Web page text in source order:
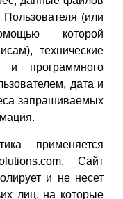
(или
которой
технические
и программного
дата и
запрашиваемых
применяется
Сайт
и не несет
лиц, на которые